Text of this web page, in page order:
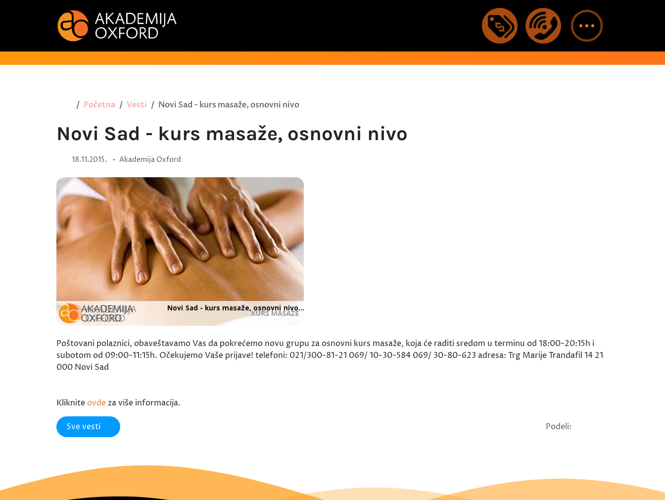
Početna Vesti Novi Sad - kurs masaže, osnovni nivo
Novi Sad - kurs masaže, osnovni nivo
18.11.2015. • Akademija Oxford
Poštovani polaznici, obaveštavamo Vas da pokrećemo novu grupu za osnovni kurs masaže, koja će raditi sredom u terminu od 18:00-20:15h i
subotom od 09:00-11:15h. Očekujemo Vaše prijave! telefoni: 021/300-81-21 069/ 10-30-584 069/ 30-80-623 adresa: Trg Marije Trandafil 14 21
000 Novi Sad
Kliknite ovde za više informacija.
Sve vesti Podeli: